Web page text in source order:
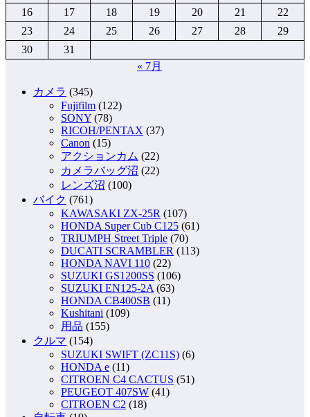
16
17 18 19 20 21
22
23
24 25 26 27 28
29
30
31
« 7月
カメラ (345)
Fujifilm (122)
SONY (78)
RICOH/PENTAX (37)
Canon (15)
アクションカム (22)
カメラバッグ沼 (22)
レンズ沼 (100)
バイク (761)
KAWASAKI ZX-25R (107)
HONDA Super Cub C125 (61)
TRIUMPH Street Triple (70)
DUCATI SCRAMBLER (113)
HONDA NAVI 110 (22)
SUZUKI GS1200SS (106)
SUZUKI EN125-2A (63)
HONDA CB400SB (11)
Kushitani (109)
用品 (155)
クルマ (154)
SUZUKI SWIFT (ZC11S) (6)
HONDA e (11)
CITROEN C4 CACTUS (51)
PEUGEOT 407SW (41)
CITROEN C2 (18)